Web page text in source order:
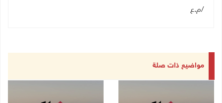
/م.ع
مواضيع ذات صلة